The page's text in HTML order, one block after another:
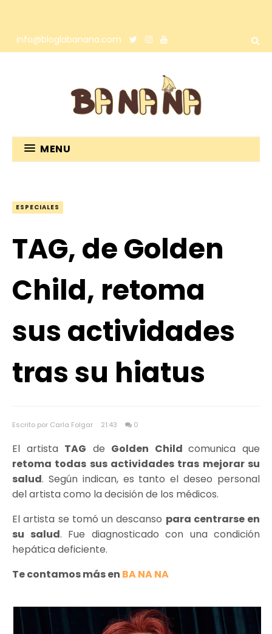
info@bloglabanana.com
MENU
ESPECIALES
TAG, de Golden
Child, retoma
sus actividades
tras su hiatus
Escrito por Carla Folgar 21:43 0
El artista TAG de Golden Childcomunica que
retoma todas sus actividades tras mejorar su
salud. Según indican, es tanto el deseo personal
del artista como la decisión de los médicos.
El artista se tomó un descanso para centrarse en
su salud. Fue diagnosticado con una condición
hepática deficiente.
Te contamos más en BA NA NA